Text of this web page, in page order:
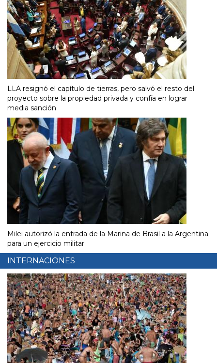
LLA resignó el capítulo de tierras, pero salvó el resto del
proyecto sobre la propiedad privada y confía en lograr
media sanción
Milei autorizó la entrada de la Marina de Brasil a la Argentina
para un ejercicio militar
INTERNACIONES